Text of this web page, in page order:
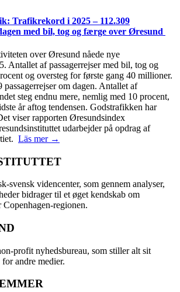
Trafikrekord i 2025 – 112.309
med bil, tog og færge over Øresund
over Øresund nåede nye
Antallet af passagerrejser med bil, tog og
og oversteg for første gang 40 millioner.
om dagen. Antallet af
steg endnu mere, nemlig med 10 procent,
år aftog tendensen. Godstrafikken har
viser rapporten Øresundsindex
udarbejder på opdrag af
Läs mer →
svensk videncenter, som gennem analyser,
bidrager til et øget kendskab om
regionen.
profit nyhedsbureau, som stiller alt sit
andre medier.